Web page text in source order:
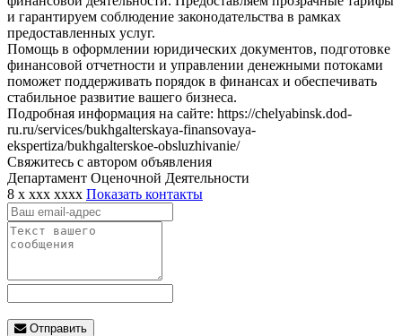
и гарантируем соблюдение законодательства в рамках
предоставленных услуг.
Помощь в оформлении юридических документов, подготовке
финансовой отчетности и управлении денежными потоками
поможет поддерживать порядок в финансах и обеспечивать
стабильное развитие вашего бизнеса.
Подробная информация на сайте: https://chelyabinsk.dod-
ru.ru/services/bukhgalterskaya-finansovaya-
ekspertiza/bukhgalterskoe-obsluzhivanie/
Свяжитесь с автором объявления
Департамент Оценочной Деятельности
8 x xxx xxxx Показать контакты
Отправить